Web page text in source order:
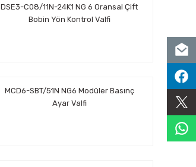
DSE3-C08/11N-24K1 NG 6 Oransal Çift
Bobin Yön Kontrol Valfi
MCD6-SBT/51N NG6 Modüler Basınç
Ayar Valfi